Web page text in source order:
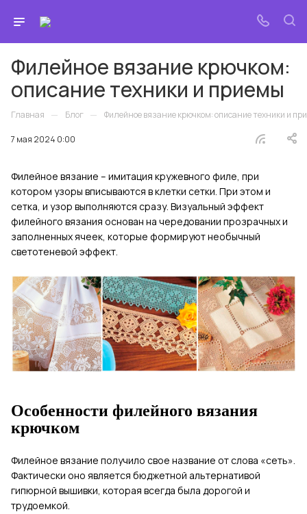
Филейное вязание крючком:
описание техники и приемы
Главная — Блог — Филейное вязание крючком: описание техники и
7 мая 2024 0:00
Филейное вязание – имитация кружевного филе, при
котором узоры вписываются в клетки сетки. При этом и
сетка, и узор выполняются сразу. Визуальный эффект
филейного вязания основан на чередовании прозрачных и
заполненных ячеек, которые формируют необычный
светотеневой эффект.
Особенности филейного вязания
крючком
Филейное вязание получило свое название от слова «сеть».
Фактически оно является бюджетной альтернативой
гипюрной вышивки, которая всегда была дорогой и
трудоемкой.